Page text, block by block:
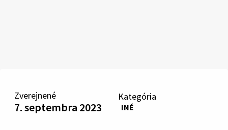
Zverejnené
7. septembra 2023
Kategória
INÉ